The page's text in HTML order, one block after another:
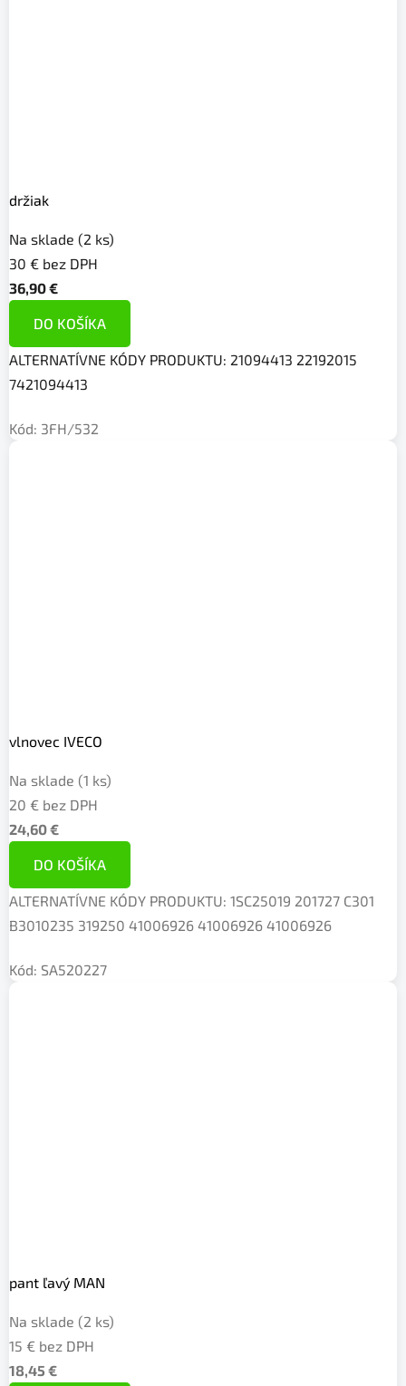
držiak
Na sklade (2 ks)
30 € bez DPH
36,90 €
DO KOŠÍKA
ALTERNATÍVNE KÓDY PRODUKTU: 21094413 22192015
7421094413
Kód: 3FH/532
vlnovec IVECO
Na sklade (1 ks)
20 € bez DPH
24,60 €
DO KOŠÍKA
ALTERNATÍVNE KÓDY PRODUKTU: 1SC25019 201727 C301
B3010235 319250 41006926 41006926 41006926
Kód: SA520227
pant ľavý MAN
Na sklade (2 ks)
15 € bez DPH
18,45 €